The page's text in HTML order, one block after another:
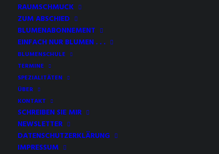
RAUMSCHMUCK
ZUM ABSCHIED
BLUMENABONNEMENT
EINFACH NUR BLUMEN . . .
BLUMENSCHULE
TERMINE
SPEZIALITÄTEN
ÜBER
KONTAKT
SCHREIBEN SIE MIR
NEWSLETTER
DATENSCHUTZERKLÄRUNG
IMPRESSUM